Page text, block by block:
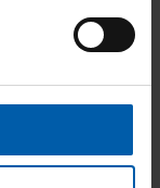
ausgewählte